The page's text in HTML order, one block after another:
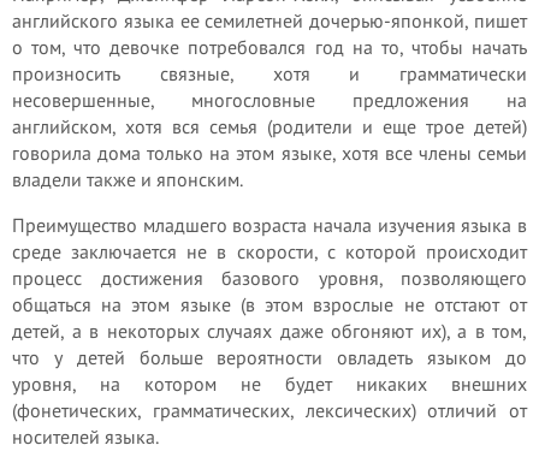
английского языка ее семилетней дочерью-японкой, пишет
о том, что девочке потребовался год на то, чтобы начать
произносить связные, хотя и грамматически
несовершенные, многословные предложения на
английском, хотя вся семья (родители и еще трое детей)
говорила дома только на этом языке, хотя все члены семьи
владели также и японским.
Преимущество младшего возраста начала изучения языка в
среде заключается не в скорости, с которой происходит
процесс достижения базового уровня, позволяющего
общаться на этом языке (в этом взрослые не отстают от
детей, а в некоторых случаях даже обгоняют их), а в том,
что у детей больше вероятности овладеть языком до
уровня, на котором не будет никаких внешних
(фонетических, грамматических, лексических) отличий от
носителей языка.